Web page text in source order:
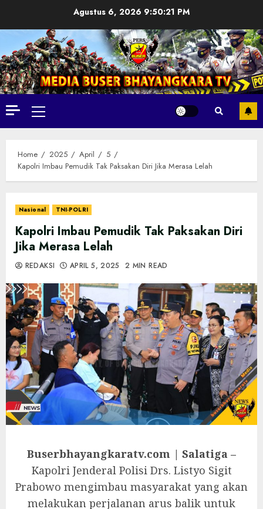
Agustus 6, 2026 9:50:23 PM
Primary
Menu
Home 2025 April
5
Kapolri Imbau Pemudik Tak Paksakan Diri Jika Merasa Lelah
Nasional TNI-POLRI
Kapolri Imbau Pemudik Tak Paksakan Diri
Jika Merasa Lelah
REDAKSI APRIL 5, 2025 2 MIN READ
Buserbhayangkaratv.com | Salatiga –
Kapolri Jenderal Polisi Drs. Listyo Sigit
Prabowo mengimbau masyarakat yang akan
melakukan perjalanan arus balik untuk